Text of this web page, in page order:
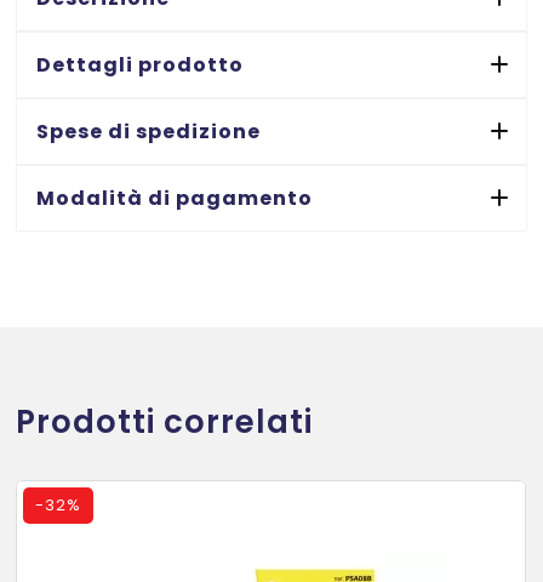
a
7
quantità
Dettagli prodotto
Spese di spedizione
Modalità di pagamento
Prodotti correlati
-32%